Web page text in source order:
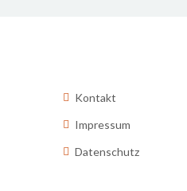
Kontakt
Impressum
Datenschutz